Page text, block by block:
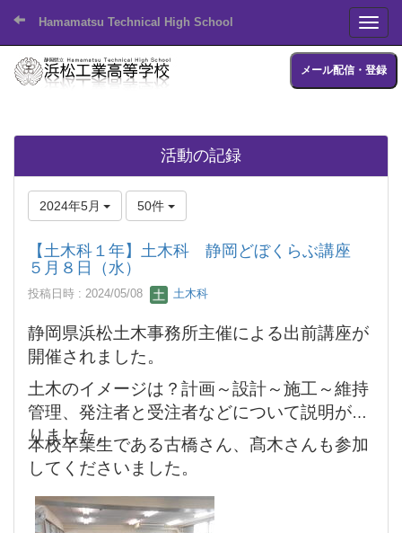
Hamamatsu Technical High School
メール配信・登録
活動の記録
2024年5月 50件
【土木科１年】土木科 静岡どぼくらぶ講座
５月８日（水）
投稿日時 : 2024/05/08 土木科
静岡県浜松土木事務所主催による出前講座が
開催されました。
土木のイメージは？計画～設計～施工～維持
管理、発注者と受注者などについて説明があ
りました。
本校卒業生である古橋さん、髙木さんも参加
してくださいました。